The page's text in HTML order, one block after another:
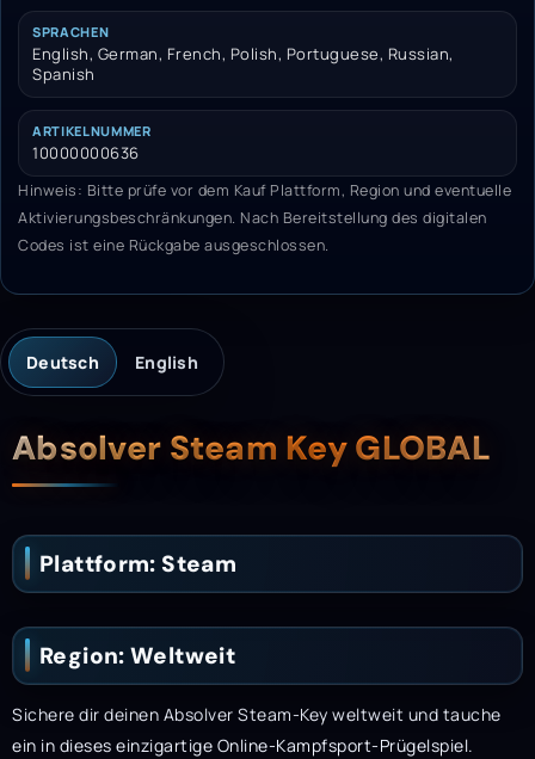
SPRACHEN
English, German, French, Polish, Portuguese, Russian,
Spanish
ARTIKELNUMMER
10000000636
Hinweis: Bitte prüfe vor dem Kauf Plattform, Region und eventuelle
Aktivierungsbeschränkungen. Nach Bereitstellung des digitalen
Codes ist eine Rückgabe ausgeschlossen.
Deutsch English
Beschreibung
Absolver Steam Key GLOBAL
Plattform: Steam
Region: Weltweit
Sichere dir deinen Absolver Steam-Key weltweit und tauche
ein in dieses einzigartige Online-Kampfsport-Prügelspiel.